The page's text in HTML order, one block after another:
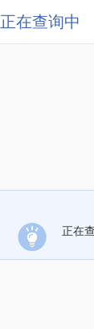
正在查询中
正在